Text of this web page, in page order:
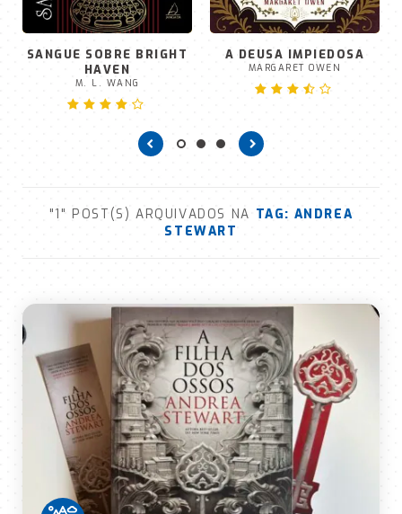
SANGUE SOBRE BRIGHT
HAVEN
M. L. WANG
A DEUSA IMPIEDOSA
MARGARET OWEN
"1" POST(S) ARQUIVADOS NA TAG: ANDREA
STEWART